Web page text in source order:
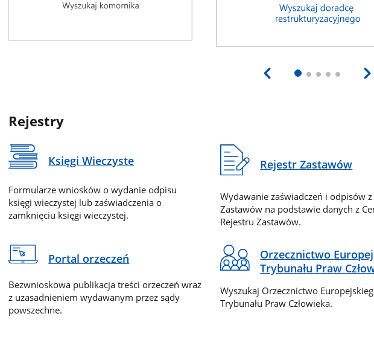
Rejestry
Księgi Wieczyste
Formularze wniosków o wydanie odpisu
księgi wieczystej lub zaświadczenia o
zamknięciu księgi wieczystej.
Rejestr Zastawów
Wydawanie zaświadczeń i odpisów z
Zastawów na podstawie danych z
Rejestru Zastawów.
Portal orzeczeń
Bezwnioskowa publikacja treści orzeczeń wraz
z uzasadnieniem wydawanym przez sądy
powszechne.
Orzecznictwo
Trybunału Praw
Wyszukaj Orzecznictwo
Trybunału Praw Człowieka.